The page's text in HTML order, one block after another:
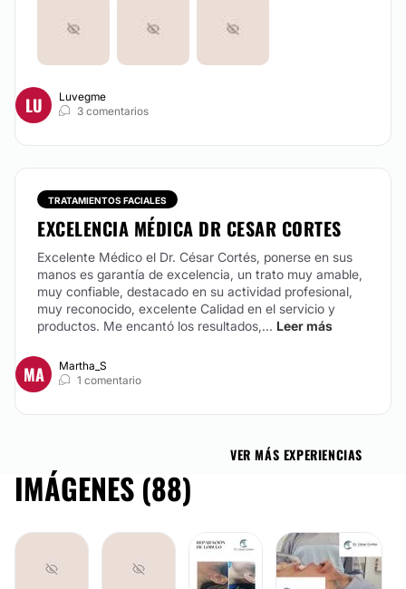
Control de arrugas de expresión, el manejo
profesional y adecuado no es caro y da una
apariencia natural no artificial. Manejamos el
Desde:$ 500
AUMENTO DE BUSTO
garantías. De acuerdo a las características de la
paciente y su gusto pueden colocarse por diferentes
sitios de entrada del implante mediante pequeñas
incisiones, y en diferentes profundidades
(submuscular, subglandular, etc.). Pueden lograrse
implante o resultados en que pueda ser mas evidente
y un aumento mas importante. Puede manejarse
RINOPLASTIA
Cirugía de nariz. Existen diferentes técnicas, tendrá
que valorarse cada caso para definir la mas indicada,
LU
Luvegme
3 comentarios
TRATAMIENTOS FACIALES
EXCELENCIA MÉDICA DR CESAR CORTES
Excelente Médico el Dr. César Cortés, ponerse en sus
manos es garantía de excelencia, un trato muy amable,
muy confiable, destacado en su actividad profesional,
muy reconocido, excelente Calidad en el servicio y
productos. Me encantó los resultados,... Leer más
MA
Martha_S
1 comentario
VER MÁS EXPERIENCIAS
IMÁGENES (88)